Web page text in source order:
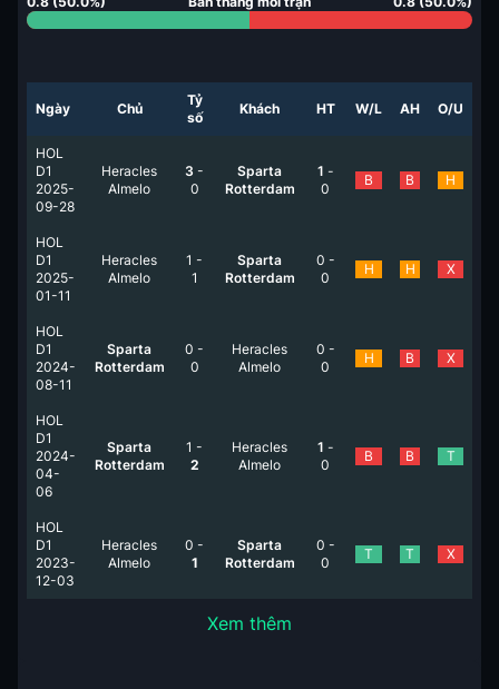
Ngày Chủ
Tỷ
số
Khách HT W/L AH O/U
HOL
D1
2025-
09-28
Heracles
Almelo
3 -
0
Sparta
Rotterdam
1 -
0
B B H
HOL
D1
2025-
01-11
Heracles
Almelo
1 -
1
Sparta
Rotterdam
0 -
0
H H X
HOL
D1
2024-
08-11
Sparta
Rotterdam
0 -
0
Heracles
Almelo
0 -
0
H B X
HOL
D1
2024-
04-
06
Sparta
Rotterdam
1 -
2
Heracles
Almelo
1 -
0
B B T
HOL
D1
2023-
12-03
Heracles
Almelo
0 -
1
Sparta
Rotterdam
0 -
0
T T X
Xem thêm